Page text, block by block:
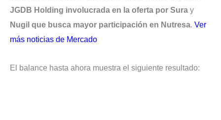
JGDB Holding involucrada en la oferta por Sura y
Nugil que busca mayor participación en Nutresa. Ver
más noticias de Mercado
El balance hasta ahora muestra el siguiente resultado: